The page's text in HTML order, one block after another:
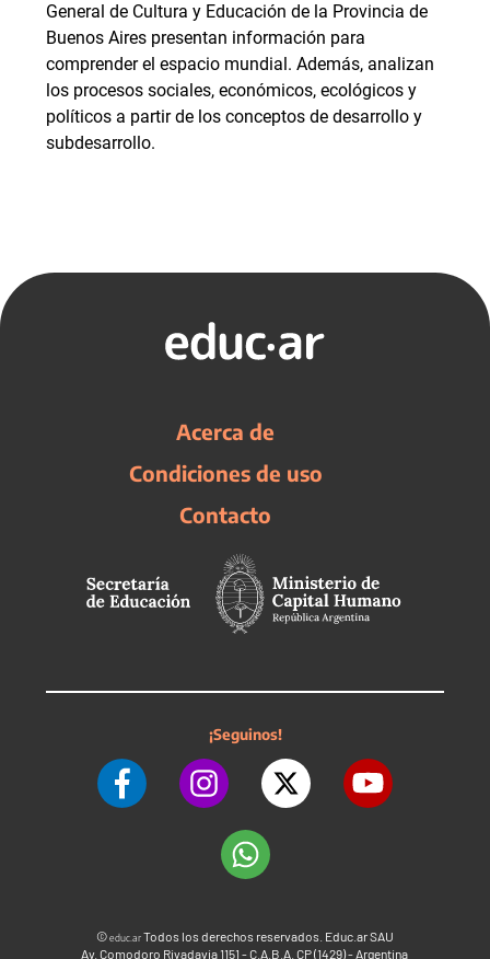
General de Cultura y Educación de la Provincia de
Buenos Aires presentan información para
comprender el espacio mundial. Además, analizan
los procesos sociales, económicos, ecológicos y
políticos a partir de los conceptos de desarrollo y
subdesarrollo.
Acerca de
Condiciones de uso
Contacto
¡Seguinos!
©educ.arTodos los derechos reservados. Educ.ar SAU
Av. Comodoro Rivadavia 1151 - C.A.B.A. CP (1429) - Argentina